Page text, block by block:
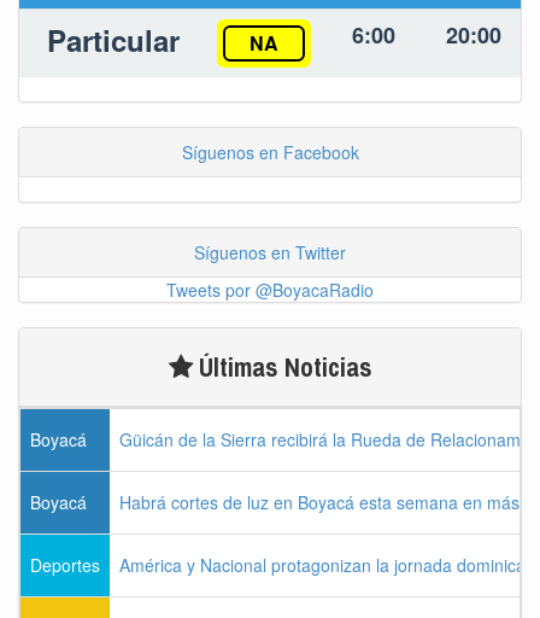
Particular NA 6:00 20:00
Síguenos en Facebook
Síguenos en Twitter
Tweets por @BoyacaRadio
Últimas Noticias
Boyacá Güicán de la Sierra recibirá la Rueda de
Boyacá Habrá cortes de luz en Boyacá esta semana en más
Deportes América y Nacional protagonizan la jornada dominical